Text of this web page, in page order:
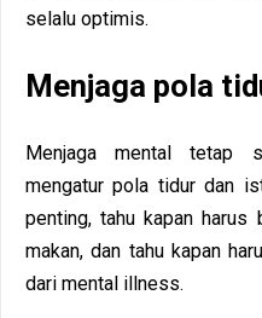
selalu optimis.
Menjaga pola
Menjaga mental tetap
mengatur pola tidur dan
penting, tahu kapan harus
makan, dan tahu kapan
dari mental illness.